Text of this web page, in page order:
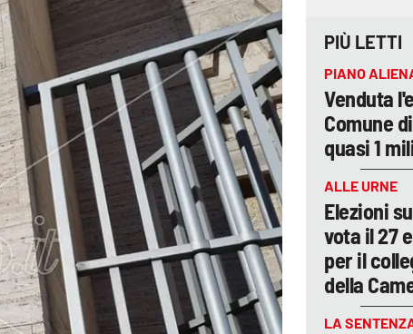
PIÙ LETTI
PIANO
Venduta
Comune
quasi 1
ALLE URNE
Elezioni
vota il 27
per il
della
LA